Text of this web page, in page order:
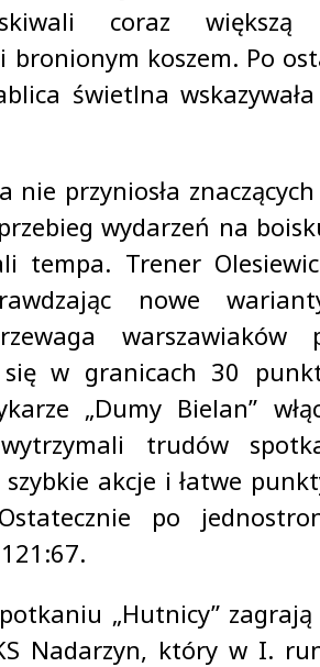
coraz większą
bronionym koszem. Po
świetlna
nie przyniosła
wydarzeń na
tempa. Trener
nowe
warszawiaków
się w granicach 30
„Dumy Bielan”
trudów
akcje i łatwe
po
„Hutnicy”
Nadarzyn, który w I.